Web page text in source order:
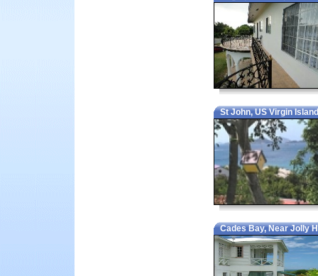
St John, US Virgin
Cades Bay, Near Jolly